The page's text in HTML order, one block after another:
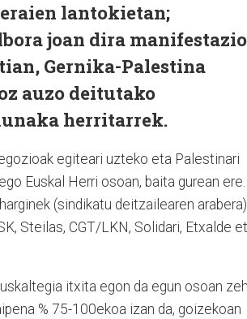
lantokietan;
joan dira manifestazio
Gernika-Palestina
auzo deitutako
herritarrek.
egiteari uzteko eta Palestinari
Euskal Herri osoan, baita gurean ere.
(sindikatu deitzailearen
Steilas, CGT/LKN, Solidari, Etxalde
itxita egon da egun osoan
% 75-100ekoa izan da, goizekoan